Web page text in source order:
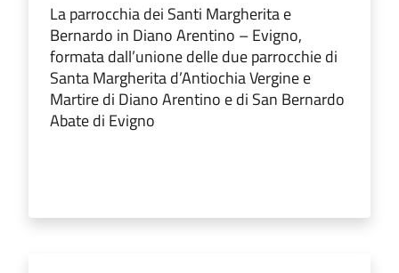
La parrocchia dei Santi Margherita e
Bernardo in Diano Arentino – Evigno,
formata dall’unione delle due parrocchie di
Santa Margherita d’Antiochia Vergine e
Martire di Diano Arentino e di San Bernardo
Abate di Evigno